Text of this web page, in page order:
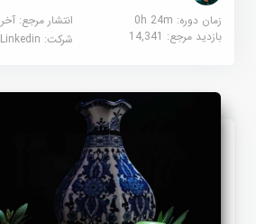
زمان دوره: 0h 24m
انتشار مرجع:
بازدید مرجع:14,341 شرکت:Linkedin (لینکدین)